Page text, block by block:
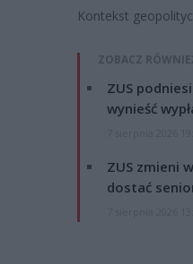
Kontekst
ZOBACZ
ZUS
wynieść
ZUS zmieni
dostać